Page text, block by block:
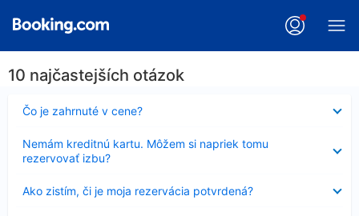
10 najčastejších otázok
Čo je zahrnuté v cene?
Nezobrazuje
sa
Nemám kreditnú kartu. Môžem si napriek tomu
rezervovať izbu?
sa
Ako zistím, či je moja rezervácia potvrdená?
sa